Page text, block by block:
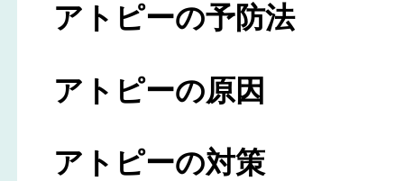
アトピーの予防法
アトピーの原因
アトピーの対策